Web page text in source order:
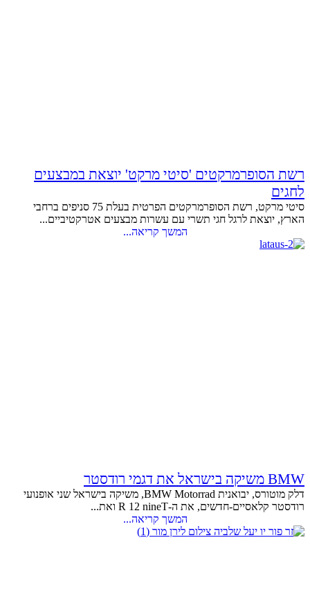
רשת הסופרמרקטים 'סיטי מרקט' יוצאת במבצעים
לחגים
סיטי מרקט, רשת הסופרמרקטים הפרטית בעלת 75 סניפים ברחבי
הארץ, יוצאת לרגל חגי תשרי עם עשרות מבצעים אטרקטיביים...
המשך קריאה...
BMW משיקה בישראל את דגמי רודסטר
דלק מוטורס, יבואנית BMW Motorrad, משיקה בישראל שני אופנועי
רודסטר קלאסיים-חדשים, את ה-R 12 nineT ואת...
המשך קריאה...